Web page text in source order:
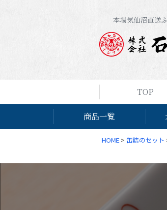
本場気仙沼直送
TOP
商品一覧
HOME 缶詰のセット